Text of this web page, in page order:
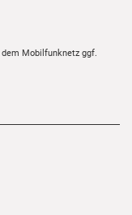
Mobilfunknetz ggf.